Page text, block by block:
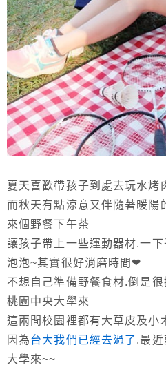
夏天喜歡帶孩子到處去玩水烤
而秋天有點涼意又伴隨著暖陽
來個野餐下午茶
讓孩子帶上一些運動器材.一
泡泡~其實很好消磨時間❤
不想自己準備野餐食材.倒是很
桃園中央大學來
這兩間校園裡都有大草皮及小
因為台大我們已經去過了 .最
大學來~~